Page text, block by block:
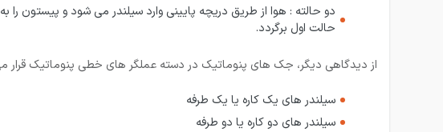
دو حالته : هوا از طریق دریچه پایینی وارد سیلندر می شود و پیستون
حالت اول برگردد.
از دیدگاهی دیگر، جک های پنوماتیک در دسته عملگر های خطی پنوماتیک
سیلندر های یک کاره یا یک طرفه
سیلندر های دو کاره یا دو طرفه